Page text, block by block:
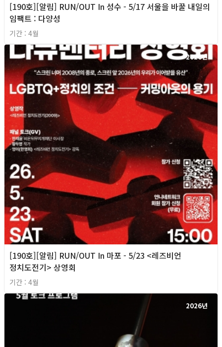
[190호][알림] RUN/OUT In 성수 - 5/17 서울을 바꿀 내일의
임팩트 : 다양성
기간 : 4월
2026년
[190호][알림] RUN/OUT In 마포 - 5/23 <레즈비언
정치도전기> 상영회
기간 : 4월
2026년